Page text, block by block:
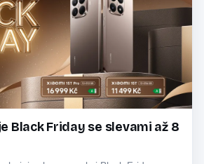
Black Friday se slevami až 8